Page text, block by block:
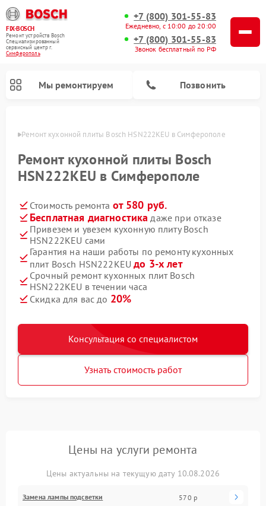
FIX-BOSCH
Ремонт устройств Bosch
Специализированный
cервисный центр г.
Симферополь
+7 (800) 301-55-83
Ежедневно, с 10:00 до 20:00
+7 (800) 301-55-83
Звонок бесплатный по РФ
Мы ремонтируем Позвонить
Ремонт кухонной плиты Bosch HSN222KEU в Симферополе
Ремонт кухонной плиты Bosch
HSN222KEU в Симферополе
Стоимость ремонта от 580 руб.
Бесплатная диагностика даже при отказе
Привезем и увезем кухонную плиту Bosch
HSN222KEU сами
Гарантия на наши работы по ремонту кухонных
плит Bosch HSN222KEUдо 3-х лет
Срочный ремонт кухонных плит Bosch
HSN222KEU в течении часа
Скидка для вас до 20%
Консультация со специалистом
Узнать стоимость работ
Цены на услуги ремонта
Цены актуальны на текущую дату 10.08.2026
Замена лампы подсветки 570 р